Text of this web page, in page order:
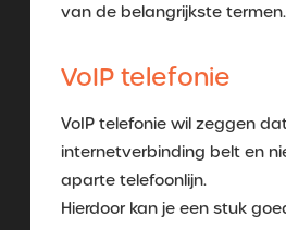
van de belangrijkste termen.
VoIP telefonie
VoIP telefonie wil zeggen
internetverbinding belt en
aparte telefoonlijn.
Hierdoor kan je een stuk